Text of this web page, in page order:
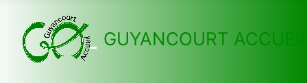
GUYANCOURT